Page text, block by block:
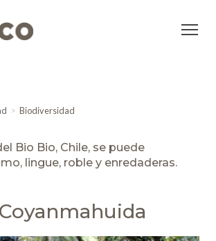
Biodiversidad
Bio Bio, Chile, se puede
lingue, roble y enredaderas.